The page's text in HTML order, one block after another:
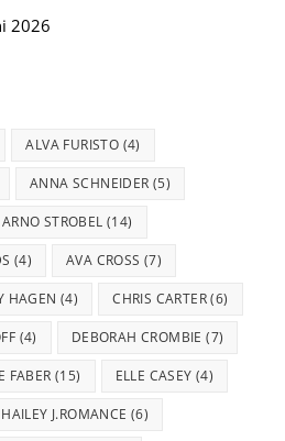
2026
ALVA FURISTO (4)
ANNA SCHNEIDER (5)
ARNO STROBEL (14)
(4) AVA CROSS (7)
HAGEN (4) CHRIS CARTER(6)
(4) DEBORAH CROMBIE (7)
FABER (15) ELLE CASEY (4)
HAILEY J.ROMANCE (6)